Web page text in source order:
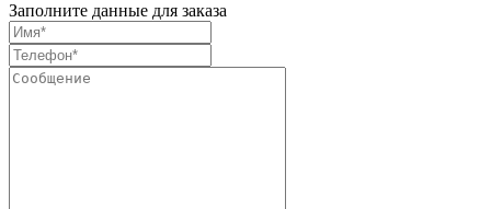
Заполните данные для заказа